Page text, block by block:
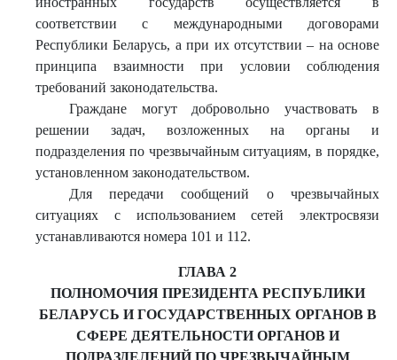
соответствии с международными договорами
Республики Беларусь, а при их отсутствии – на основе
принципа взаимности при условии соблюдения
требований законодательства.
Граждане могут добровольно участвовать в
решении задач, возложенных на органы и
подразделения по чрезвычайным ситуациям, в порядке,
установленном законодательством.
Для передачи сообщений о чрезвычайных
ситуациях с использованием сетей электросвязи
устанавливаются номера 101 и 112.
ГЛАВА 2
ПОЛНОМОЧИЯ ПРЕЗИДЕНТА РЕСПУБЛИКИ
БЕЛАРУСЬ И ГОСУДАРСТВЕННЫХ ОРГАНОВ В
СФЕРЕ ДЕЯТЕЛЬНОСТИ ОРГАНОВ И
ПОДРАЗДЕЛЕНИЙ ПО ЧРЕЗВЫЧАЙНЫМ